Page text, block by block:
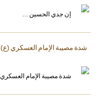
شدة مصيبة الإمام العسكري (ع)